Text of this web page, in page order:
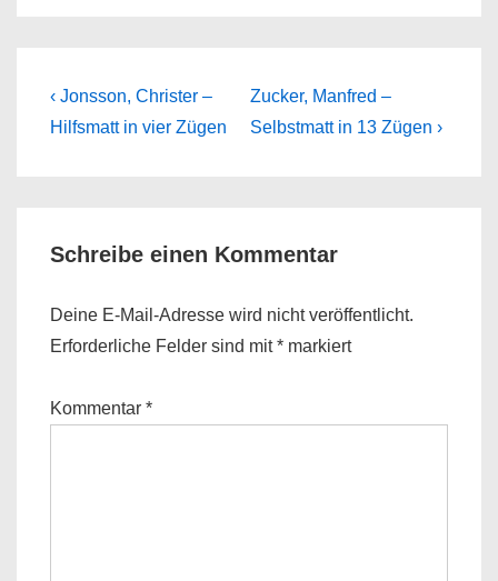
Beitragsnavigation
Previous
Post
‹ Jonsson, Christer –
Hilfsmatt in vier Zügen
Next
Post
Zucker, Manfred –
Selbstmatt in 13 Zügen ›
Schreibe einen Kommentar
Deine E-Mail-Adresse wird nicht veröffentlicht.
Erforderliche Felder sind mit* markiert
Kommentar *